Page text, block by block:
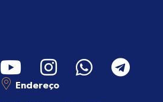
Endereço